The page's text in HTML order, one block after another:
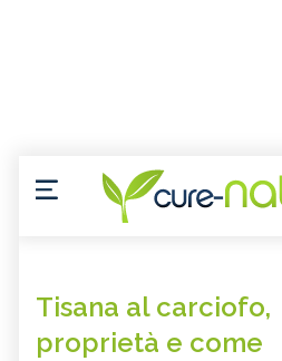
Tisana al carciofo,
proprietà e come